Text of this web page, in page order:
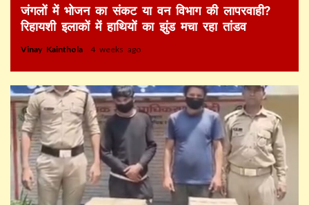
जंगलों में भोजन का संकट या वन विभाग की लापरवाही?
रिहायशी इलाकों में हाथियों का झुंड मचा रहा तांडव
Vinay Kainthola 4 weeks ago